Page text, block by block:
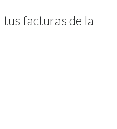
tus facturas de la